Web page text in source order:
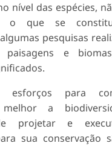
nível das espécies,
o que se
pesquisas
e
esforços para
melhor a
projetar e
sua conservação